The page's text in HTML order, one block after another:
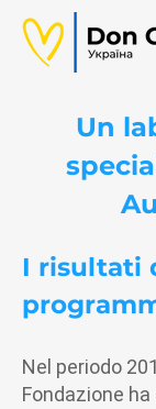
Un
I risultati
Nel periodo
Fondazione